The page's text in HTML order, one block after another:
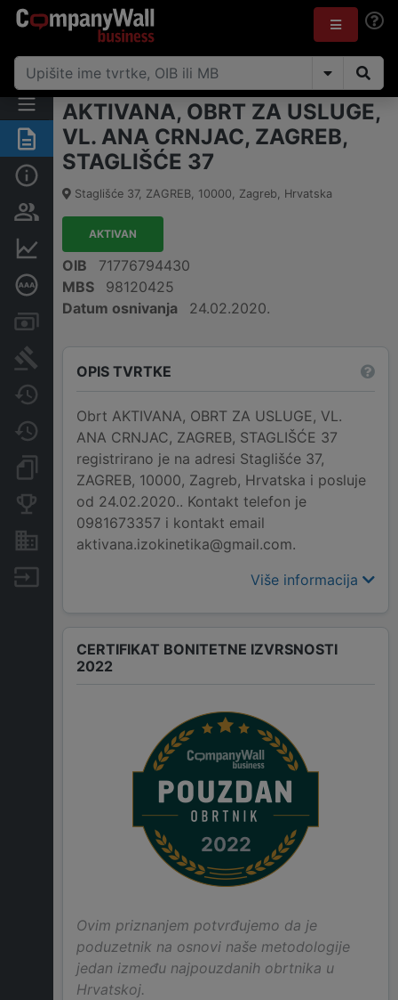
Sažetak
Financijski podaci
Certifikat bonitetne izvrsnosti
Javne nabavke
Promjene
Dokumenti i objave
Konkurentske tvrtke
Nekretnine i imovina
AKTIVANA, OBRT ZA USLUGE,
VL. ANA CRNJAC, ZAGREB,
STAGLIŠĆE 37
Staglišće 37, ZAGREB, 10000, Zagreb, Hrvatska
AKTIVAN
OIB
71776794430
MBS
98120425
Datum osnivanja
24.02.2020.
OPIS TVRTKE
Obrt AKTIVANA, OBRT ZA USLUGE, VL.
ANA CRNJAC, ZAGREB, STAGLIŠĆE 37
registrirano je na adresi Staglišće 37,
ZAGREB, 10000, Zagreb, Hrvatska i posluje
od 24.02.2020.. Kontakt telefon je
0981673357 i kontakt email
aktivana.izokinetika@gmail.com.
Više informacija
CERTIFIKAT BONITETNE IZVRSNOSTI
2022
2022
Ovim priznanjem potvrđujemo da je
poduzetnik na osnovi naše metodologije
jedan između najpouzdanih obrtnika u
Hrvatskoj.